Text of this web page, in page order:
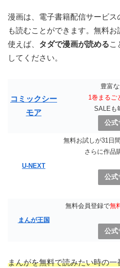
漫画は、電子書籍配信サービ
も読むことができます。無料
使えば、 タダで漫画が読めるこ
してください。
コミックシー
モア
豊富
1巻まるご
SALEも
公式
U-NEXT
無料お試しが31日
さらに作品
公式
まんが王国
無料会員登録で無
公式
まんがを無料で読みたい時の